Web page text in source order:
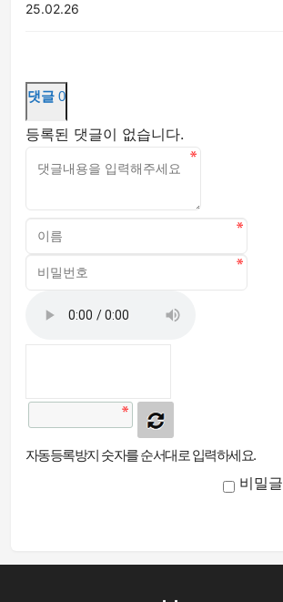
25.02.26
댓글 0
등록된 댓글이 없습니다.
자동등록방지 숫자를 순서대로 입력하세요.
비밀글